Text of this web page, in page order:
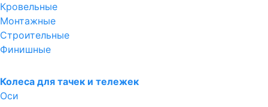
Кровельные
Монтажные
Строительные
Финишные
Колеса для тачек и тележек
Оси